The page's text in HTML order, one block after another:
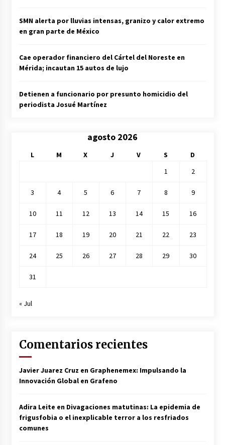
SMN alerta por lluvias intensas, granizo y calor extremo
en gran parte de México
Cae operador financiero del Cártel del Noreste en
Mérida; incautan 15 autos de lujo
Detienen a funcionario por presunto homicidio del
periodista Josué Martínez
agosto 2026
L M X J V S
D
1
2
3 4 5 6 7 8 9
10 11 12 13 14 15 16
17 18 19 20 21 22 23
24 25 26 27 28 29 30
31
« Jul
Comentarios recientes
Javier Juarez Cruz en Graphenemex: Impulsando la
Innovación Global en Grafeno
Adira Leite en Divagaciones matutinas: La epidemia de
frigusfobia o el inexplicable terror a los resfriados
comunes